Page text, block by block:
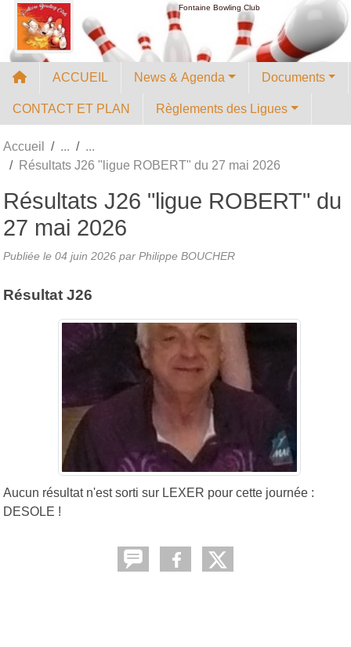
Fontaine Bowling Club
ACCUEIL News & Agenda Documents
CONTACT ET PLAN Règlements des Ligues
Accueil
Résultats J26 "ligue ROBERT" du 27 mai 2026
Résultats J26 "ligue ROBERT" du
27 mai 2026
Publiée le 04 juin 2026 par Philippe BOUCHER
Résultat J26
Aucun résultat n'est sorti sur LEXER pour cette journée :
DESOLE !
Panneau de gestion des cookies